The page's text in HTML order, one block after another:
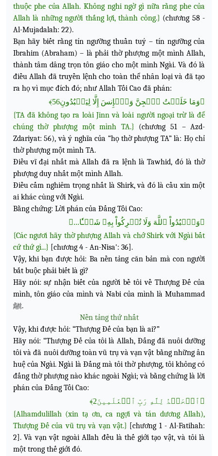
thuộc phe của Allah. Không nghi ngờ gì nữa rằng phe của
Allah là những người thắng lợi, thành công.} (chương 58 -
Al-Mujadalah: 22).
Bạn hãy biết rằng tín ngưỡng thuần tuý – tín ngưỡng của
Ibrahim (Abraham) – là phải thờ phượng một mình Allah,
thành tâm dâng trọn tôn giáo cho một mình Ngài. Và đó là
điều Allah đã truyền lệnh cho toàn thể nhân loại và đã tạo
ra họ vì mục đích đó; như Allah Tối Cao đã phán:
﴿وَمَا خَلَقۡتُ ٱلۡجِنَّ وَٱلۡإِنسَ إِلَّا لِيَعۡبُدُونِ56﴾
{TA đã không tạo ra loài Jinn và loài người ngoại trừ là để
chúng thờ phượng một mình TA.} (chương 51 – Azd-
Zdariyat: 56), và ý nghĩa của “họ thờ phượng TA” là: Họ chỉ
thờ phượng một mình TA.
Điều vĩ đại nhất mà Allah đã ra lệnh là Tawhid, đó là thờ
phượng duy nhất một mình Allah.
Điều cấm nghiêm trọng nhất là Shirk, và đó là cầu xin một
ai khác cùng với Ngài.
Bằng chứng: Lời phán của Đấng Tối Cao:
﴿وَٱعۡبُدُواْ ٱللَّهَ وَلَا تُشۡرِكُواْ بِهِۦ شَيۡـٔٗا...﴾
{Các ngươi hãy thờ phượng Allah và chớ Shirk với Ngài bất
cứ thứ gì...} [chương 4 - An-Nisa': 36].
Vậy, khi bạn được hỏi: Ba nền tảng căn bản mà con người
bắt buộc phải biết là gì?
Hãy nói: sự nhận biết của người bề tôi về Thượng Đế của
mình, tôn giáo của mình và Nabi của mình làMuhammad
ﷺ.
Nền tảng thứ nhất
Vậy, khi được hỏi: “Thượng Đế của bạn là ai?”
Hãy nói: “Thượng Đế của tôi là Allah, Đấng đã nuôi dưỡng
tôi và đã nuôi dưỡng toàn vũ trụ và vạn vật bằng những ân
huệ của Ngài. Ngài là Đấng mà tôi thờ phượng, tôi không có
đấng thờ phượng nào khác ngoài Ngài; và bằng chứng là lời
phán của Đấng Tối Cao:
﴿ٱلۡحَمۡدُ لِلَّهِ رَبِّ ٱلۡعَٰلَمِينَ2﴾
{Alhamdulillah (xin tạ ơn, ca ngợi và tán dương Allah),
Thượng Đế của vũ trụ và vạn vật.} [chương 1 - Al-Fatihah:
2]. Và vạn vật ngoài Allah đều là thế giới tạo vật, và tôi là
một trong thế giới đó.